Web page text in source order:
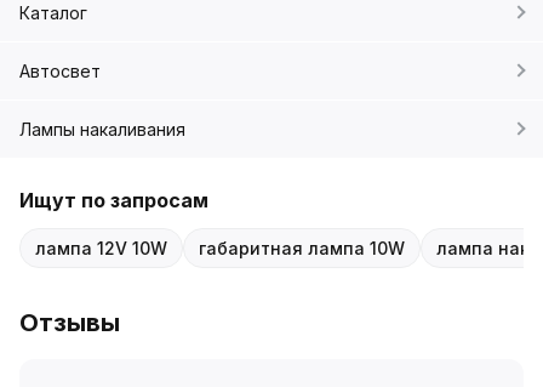
Каталог
Автосвет
Лампы накаливания
Ищут по запросам
лампа 12V 10W габаритная лампа 10W лампа
Отзывы